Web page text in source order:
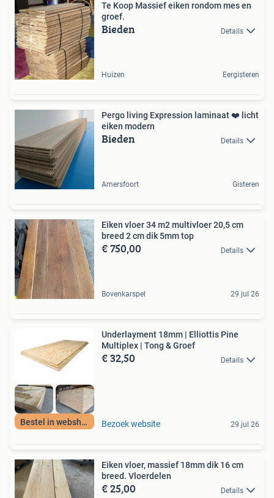
Te Koop Massief eiken rondom mes en
groef.
Bieden Details
Huizen Eergisteren
Pergo living Expression laminaat ❤️ licht
eiken modern
Bieden Details
Amersfoort Gisteren
Eiken vloer 34 m2 multivloer 20,5 cm
breed 2 cm dik 5mm top
€ 750,00 Details
Bovenkarspel 29 jul 26
Bestel in webshop!
Underlayment 18mm | Elliottis Pine
Multiplex | Tong & Groef
€ 32,50 Details
Bezoek website 29 jul 26
Eiken vloer, massief 18mm dik 16 cm
breed. Vloerdelen
€ 25,00 Details